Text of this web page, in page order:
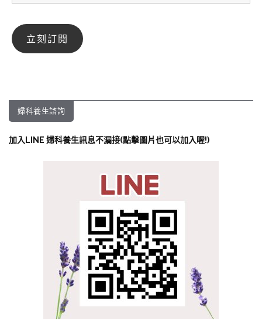
婦科養生諮詢
加入LINE 婦科養生訊息不漏接(點擊圖片也可以加入喔!)